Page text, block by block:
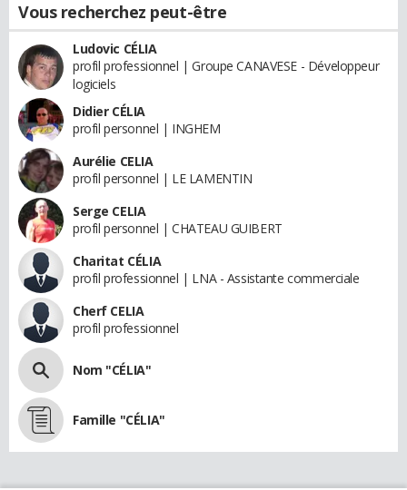
Vous recherchez peut-être
Ludovic CÉLIA
profil professionnel | Groupe CANAVESE - Développeur
logiciels
Didier CÉLIA
profil personnel | INGHEM
Aurélie CELIA
profil personnel | LE LAMENTIN
Serge CELIA
profil personnel | CHATEAU GUIBERT
Charitat CÉLIA
profil professionnel | LNA - Assistante commerciale
Cherf CELIA
profil professionnel
Nom "CÉLIA"
Famille "CÉLIA"